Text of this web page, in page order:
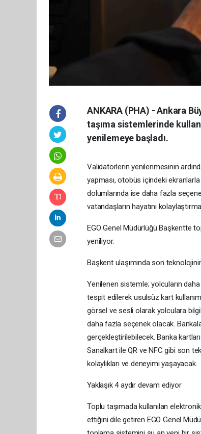
ANKARA (PHA) - Ankara
taşıma sistemlerinde
yenilemeye başladı.
Validatörlerin yenilenmesinin
yapması, otobüs içindeki
dolumlarında ise daha fazla
vatandaşların hayatını
EGO Genel Müdürlüğü Başkentte
yeniliyor.
Başkent ulaşımında son
Yenilenen sistemle; yolcuların
tespit edilerek usulsüz kart
görsel ve sesli olarak yolculara
daha fazla seçenek olacak.
gerçekleştirilebilecek. Banka
Sanalkart ile QR ve NFC gibi son
kolaylıkları ve deneyimi yaşayacak.
Yaklaşık 4 aydır devam ediyor
Toplu taşımada kullanılan
ettiğini dile getiren EGO Genel